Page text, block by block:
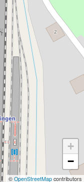
+
−
© OpenStreetMap contributors